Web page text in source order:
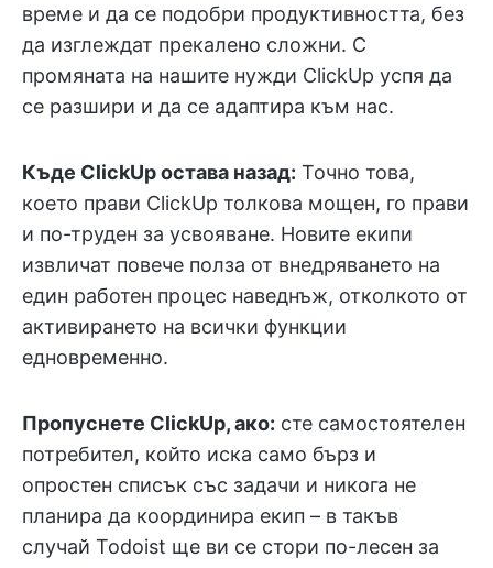
време и да се подобри продуктивността, без
да изглеждат прекалено сложни. С
промяната на нашите нужди ClickUp успя да
се разшири и да се адаптира към нас.
Къде ClickUp остава назад: Точно това,
което прави ClickUp толкова мощен, го прави
и по-труден за усвояване. Новите екипи
извличат повече полза от внедряването на
един работен процес наведнъж, отколкото от
активирането на всички функции
едновременно.
Пропуснете ClickUp, ако: сте самостоятелен
потребител, който иска само бърз и
опростен списък със задачи и никога не
планира да координира екип – в такъв
случай Todoist ще ви се стори по-лесен за